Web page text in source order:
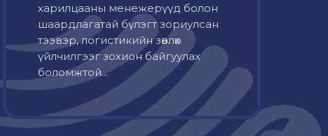
харилцааны менежерүүд болон
шаардлагатай бүлэгт зориулсан
тээвэр, логистикийн зөвлөх
үйлчилгээг зохион байгуулах
боломжтой...